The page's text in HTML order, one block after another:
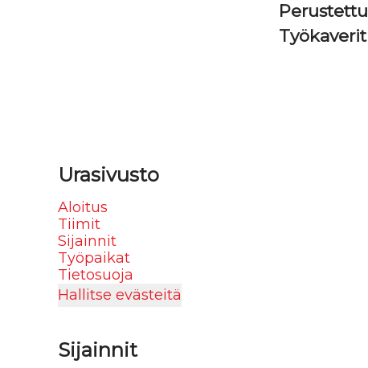
Perustettu
Työkaverit
Urasivusto
Aloitus
Tiimit
Sijainnit
Työpaikat
Tietosuoja
Hallitse evästeitä
Sijainnit